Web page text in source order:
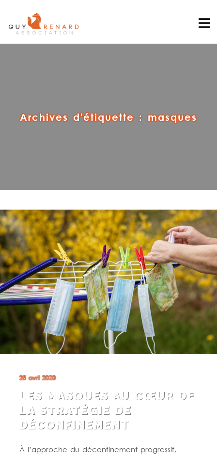
Archives d'étiquette :masques
28 avril 2020
LES MASQUES AU CŒUR DE
LA STRATÉGIE DE
DÉCONFINEMENT
À l’approche du déconfinement progressif,